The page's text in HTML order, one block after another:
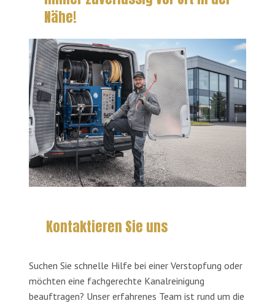
Nähe!
Kontaktieren Sie uns
Suchen Sie schnelle Hilfe bei einer Verstopfung oder
möchten eine fachgerechte Kanalreinigung
beauftragen? Unser erfahrenes Team ist rund um die